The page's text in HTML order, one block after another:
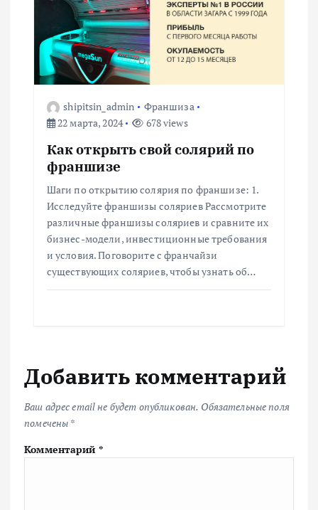
shipitsin_admin
Франшиза
22 марта, 2024
678 views
Как открыть свой солярий по
франшизе
Шаги по открытию солярия по франшизе: 1.
Исследуйте франшизы соляриев Рассмотрите
различные франшизы соляриев и сравните их
бизнес-модели, инвестиционные требования
и условия. Поговорите с франчайзи
существующих соляриев, чтобы узнать об…
Добавить комментарий
Ваш адрес email не будет опубликован. Обязательные поля
помечены *
Комментарий *